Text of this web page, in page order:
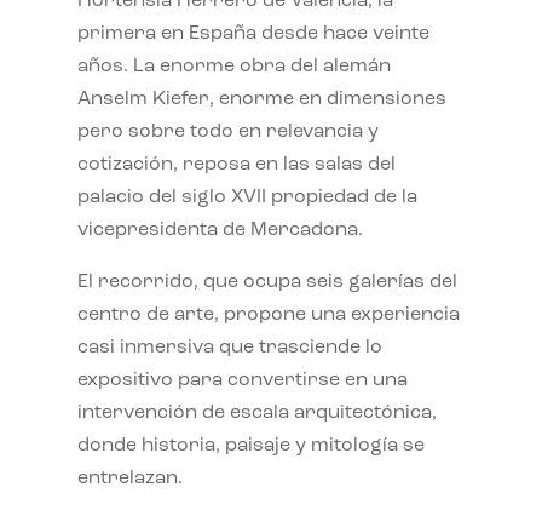
primera en España desde hace veinte
años. La enorme obra del alemán
Anselm Kiefer, enorme en dimensiones
pero sobre todo en relevancia y
cotización, reposa en las salas del
palacio del siglo XVII propiedad de la
vicepresidenta de Mercadona.
El recorrido, que ocupa seis galerías del
centro de arte, propone una experiencia
casi inmersiva que trasciende lo
expositivo para convertirse en una
intervención de escala arquitectónica,
donde historia, paisaje y mitología se
entrelazan.